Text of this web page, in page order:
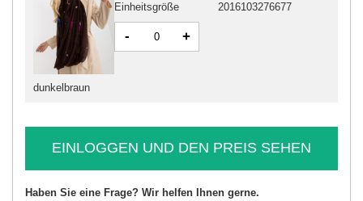
dunkelbraun
Einheitsgröße 2016103276677
- +
EINLOGGEN UND DEN PREIS SEHEN
Haben Sie eine Frage? Wir helfen Ihnen gerne.